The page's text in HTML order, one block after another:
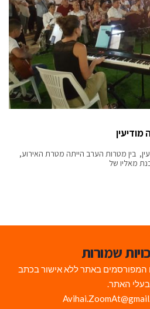
בין מטרות הערב הייתה מטרת האירוע,
מאליו של
שמורות
המפורסמים באתר ללא אישור בכתב
האתר.